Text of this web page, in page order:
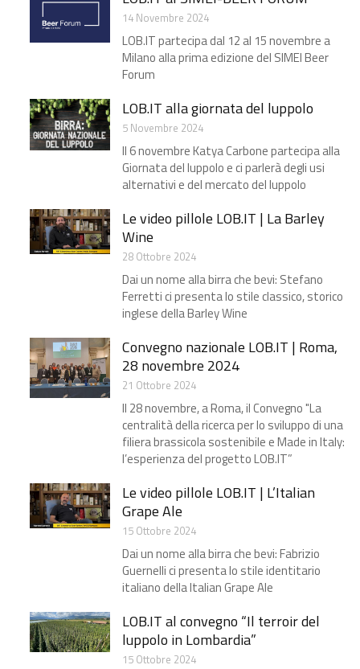
14 Novembre 2024
LOB.IT partecipa dal 12 al 15 novembre a
Milano alla prima edizione del SIMEI Beer
Forum
LOB.IT alla giornata del luppolo
5 Novembre 2024
Il 6 novembre Katya Carbone partecipa alla
Giornata del luppolo e ci parlerà degli usi
alternativi e del mercato del luppolo
Le video pillole LOB.IT | La Barley
Wine
28 Ottobre 2024
Dai un nome alla birra che bevi: Stefano
Ferretti ci presenta lo stile classico, storico
inglese della Barley Wine
Convegno nazionale LOB.IT​ | Roma,
28 novembre 2024
21 Ottobre 2024
Il 28 novembre, a Roma, il Convegno "La
centralità della ricerca per lo sviluppo di una
filiera brassicola sostenibile e Made in Italy:
l’esperienza del progetto LOB.IT”
Le video pillole LOB.IT | L’Italian
Grape Ale​
15 Ottobre 2024
Dai un nome alla birra che bevi: Fabrizio
Guernelli ci presenta lo stile identitario
italiano della Italian Grape Ale
LOB.IT al convegno “Il terroir del
luppolo in Lombardia”​
15 Ottobre 2024